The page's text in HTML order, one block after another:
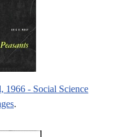
1966 - Social Science
.